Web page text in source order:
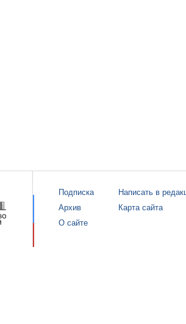
Подписка
Архив
О сайте
Написать в
Карта сайта